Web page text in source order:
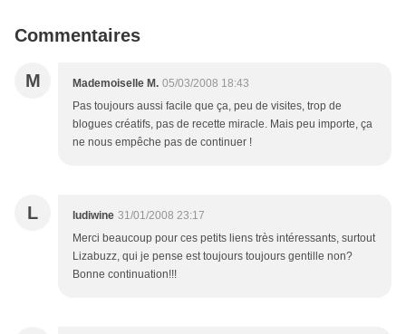
Commentaires
M Mademoiselle M. 05/03/2008 18:43
Pas toujours aussi facile que ça, peu de visites, trop de
blogues créatifs, pas de recette miracle. Mais peu importe, ça
ne nous empêche pas de continuer !
L ludiwine 31/01/2008 23:17
Merci beaucoup pour ces petits liens très intéressants, surtout
Lizabuzz, qui je pense est toujours toujours gentille non?
Bonne continuation!!!